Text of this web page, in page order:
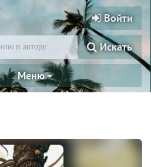
Войти
Искать
Меню